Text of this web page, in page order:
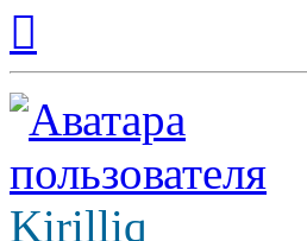
началу
Kirilliq